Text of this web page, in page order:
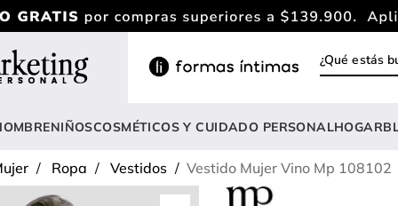
¿Qué
NIÑOSCOSMÉTICOS Y CUIDADO PERSONALHOGAR
Ropa Vestidos Vestido Mujer Vino Mp 108102